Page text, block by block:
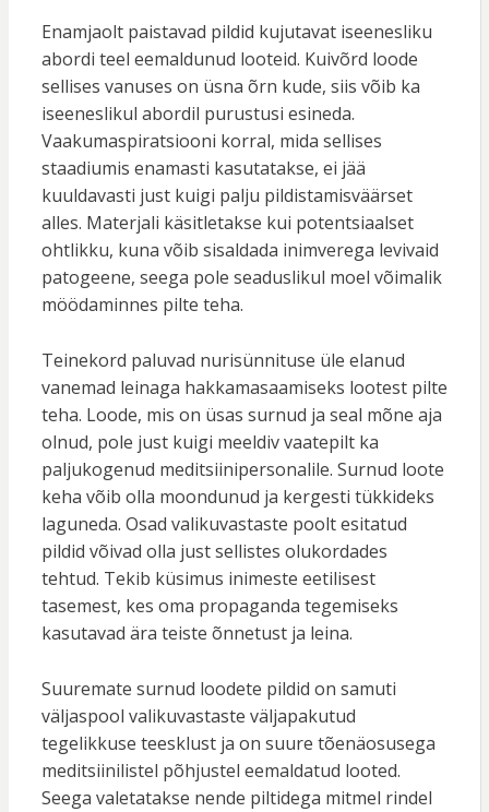
Enamjaolt paistavad pildid kujutavat iseenesliku
abordi teel eemaldunud looteid. Kuivõrd loode
sellises vanuses on üsna õrn kude, siis võib ka
iseeneslikul abordil purustusi esineda.
Vaakumaspiratsiooni korral, mida sellises
staadiumis enamasti kasutatakse, ei jää
kuuldavasti just kuigi palju pildistamisväärset
alles. Materjali käsitletakse kui potentsiaalset
ohtlikku, kuna võib sisaldada inimverega levivaid
patogeene, seega pole seaduslikul moel võimalik
möödaminnes pilte teha.
Teinekord paluvad nurisünnituse üle elanud
vanemad leinaga hakkamasaamiseks lootest pilte
teha. Loode, mis on üsas surnud ja seal mõne aja
olnud, pole just kuigi meeldiv vaatepilt ka
paljukogenud meditsiinipersonalile. Surnud loote
keha võib olla moondunud ja kergesti tükkideks
laguneda. Osad valikuvastaste poolt esitatud
pildid võivad olla just sellistes olukordades
tehtud. Tekib küsimus inimeste eetilisest
tasemest, kes oma propaganda tegemiseks
kasutavad ära teiste õnnetust ja leina.
Suuremate surnud loodete pildid on samuti
väljaspool valikuvastaste väljapakutud
tegelikkuse teesklust ja on suure tõenäosusega
meditsiinilistel põhjustel eemaldatud looted.
Seega valetatakse nende piltidega mitmel rindel